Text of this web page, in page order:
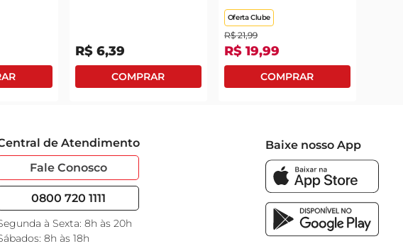
R$ 6,39
Oferta Clube
R$ 21,99
R$ 19,99
de Atendimento
Fale Conosco
0800 720 1111
à Sexta: 8h às 20h
8h às 18h
Baixe nosso App